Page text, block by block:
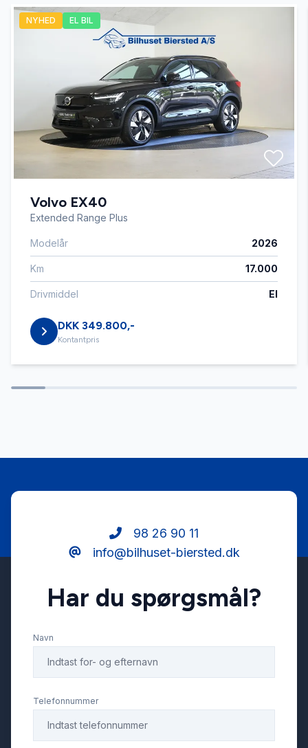
El-spejle
Glastag
Isofix
Læderrat
Service OK
Servostyring
Tonede ruder
Tågelygter
NYHED EL BIL
Volvo EX40
Extended Range Plus
Modelår 2026
Km 17.000
Drivmiddel El
DKK 349.800,-
Kontantpris
98 26 90 11
info@bilhuset-biersted.dk
Har du spørgsmål?
Navn
Telefonnummer